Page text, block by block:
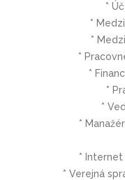
*
*
*
*
*
*
*
*
*
* Verejná